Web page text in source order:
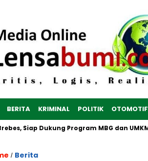
BERITA KRIMINAL POLITIK OTOMOTIF
Siap Dukung Program MBG dan UMKM no
/ Berita